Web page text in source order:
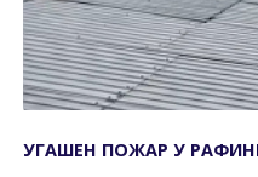
УГАШЕН ПОЖАР У